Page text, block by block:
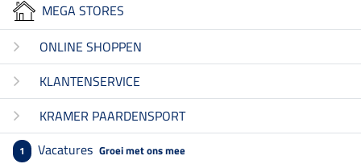
MEGA STORES
ONLINE SHOPPEN
KLANTENSERVICE
KRAMER PAARDENSPORT
1 Vacatures Groei met ons mee